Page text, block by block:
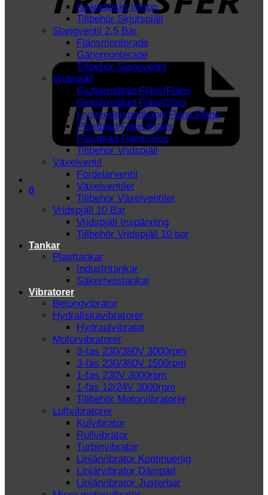
0
Kvadratiskt Inlopp
Tillbehör Skjutspjäll
Slangventil 2,5 Bar
Flänsmonterade
Gängmonterade
Tillbehör Slangventil
Vridspjäll
Gjutjärnsblad Fläns/Fläns
Gjutjärnsblad Fläns/Stos
Livsmedelsgodkänd Fläns/Fläns
Plastblad Fläns/Fläns
Plastblad Fläns/Stos
Tillbehör Vridspjäll
Växelventil
Fördelarventil
Växelventiler
Tillbehör Växelventiler
Vridspjäll 10 Bar
Vridspjäll Inspänning
Tillbehör Vridspjäll 10 bar
Tankar
Plasttankar
Industritankar
Säkerhetstankar
Vibratorer
Betongvibrator
Hydraliskavibratorer
Hydraulvibrator
Motorvibratorer
3-fas 230/380V 3000rpm
3-fas 230/380V 1500rpm
1-fas 230V 3000rpm
1-fas 12/24V 3000rpm
Tillbehör Motorvibratorer
Luftvibratorer
Kulvibrator
Rullvibrator
Turbinvibrator
Linjärvibrator Kontinuerlig
Linjärvibrator Dämpad
Linjärvibrator Justerbar